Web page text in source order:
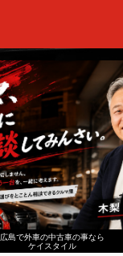
広島で外車の中古車の事なら
ケイスタイル